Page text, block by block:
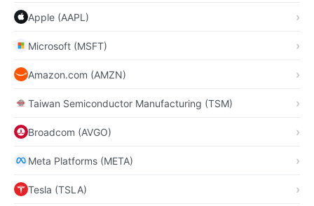
Apple (AAPL)
Microsoft (MSFT)
Amazon.com (AMZN)
Taiwan Semiconductor Manufacturing (TSM)
Broadcom (AVGO)
Meta Platforms (META)
Tesla (TSLA)